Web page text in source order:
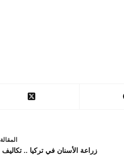
المقالة
زراعة الأسنان في تركيا .. تكاليف